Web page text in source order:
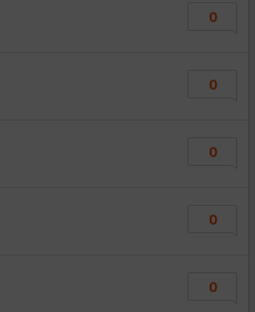
0
0
0
0
0